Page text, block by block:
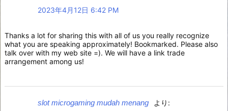
2023年4月12日 6:42 PM
Thanks a lot for sharing this with all of us you really recognize
what you are speaking approximately! Bookmarked. Please also
talk over with my web site =). We will have a link trade
arrangement among us!
slot microgaming mudah menang
より: